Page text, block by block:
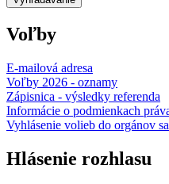
Voľby
E-mailová adresa
Voľby 2026 - oznamy
Zápisnica - výsledky referenda
Informácie o podmienkach
Vyhlásenie volieb do orgánov
Hlásenie rozhlasu